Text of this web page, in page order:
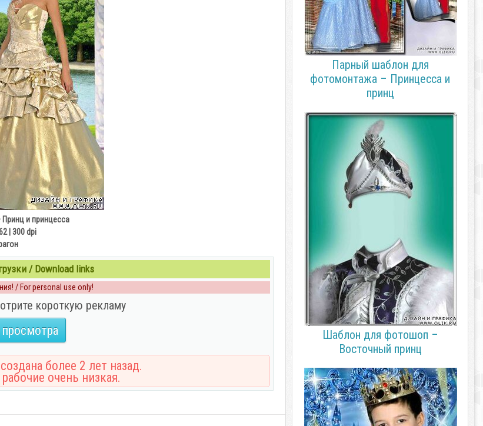
и принцесса
| 300 dpi
/ Download links
/ For personal use only!
короткую рекламу
более 2 лет назад.
очень низкая.
Парный шаблон для
фотомонтажа – Принцесса и
принц
Шаблон для фотошоп –
Восточный принц